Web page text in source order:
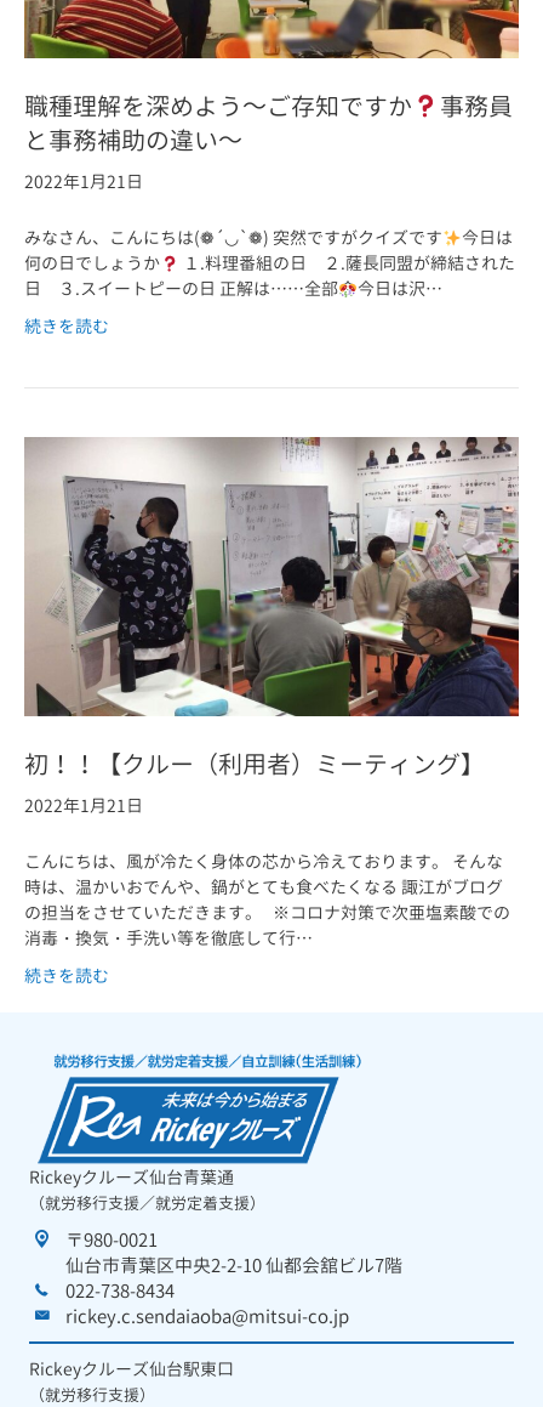
職種理解を深めよう～ご存知ですか
事務員
と事務補助の違い～
2022年1月21日
みなさん、こんにちは(❁´◡`❁) 突然ですがクイズです
今日は
何の日でしょうか
１.料理番組の日 ２.薩長同盟が締結された
日 ３.スイートピーの日 正解は……全部
今日は沢…
続きを読む
初！！【クルー（利用者）ミーティング】
2022年1月21日
こんにちは、風が冷たく身体の芯から冷えております。 そんな
時は、温かいおでんや、鍋がとても食べたくなる 諏江がブログ
の担当をさせていただきます。 ※コロナ対策で次亜塩素酸での
消毒・換気・手洗い等を徹底して行…
続きを読む
Rickeyクルーズ仙台青葉通
（就労移行支援／就労定着支援）
〒980-0021
仙台市青葉区中央2-2-10 仙都会舘ビル7階
022-738-8434
rickey.c.sendaiaoba@mitsui-co.jp
Rickeyクルーズ仙台駅東口
（就労移行支援）